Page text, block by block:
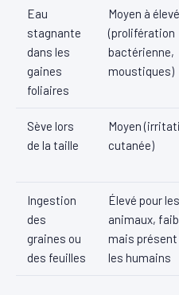
Eau
stagnante
dans les
gaines
foliaires
Moyen à élevé
(prolifération
bactérienne,
moustiques)
Sève lors
de la taille
Moyen
cutanée)
Ingestion
des
graines ou
des feuilles
Élevé pour les
animaux,
mais présent
les humains